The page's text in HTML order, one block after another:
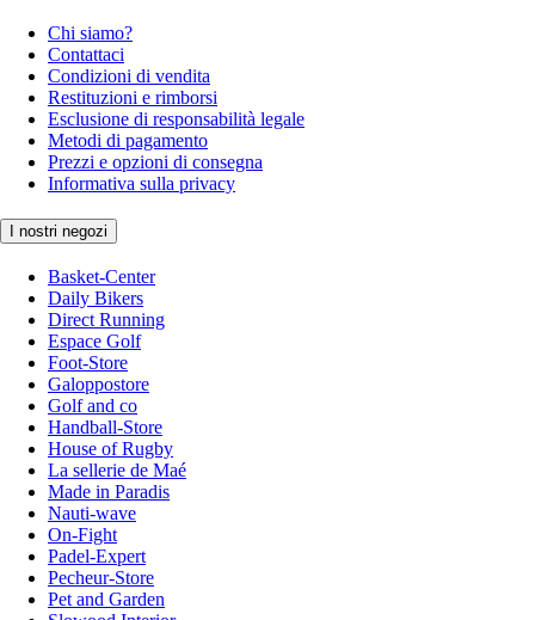
Chi siamo?
Contattaci
Condizioni di vendita
Restituzioni e rimborsi
Esclusione di responsabilità legale
Metodi di pagamento
Prezzi e opzioni di consegna
Informativa sulla privacy
I nostri negozi
Basket-Center
Daily Bikers
Direct Running
Espace Golf
Foot-Store
Galoppostore
Golf and co
Handball-Store
House of Rugby
La sellerie de Maé
Made in Paradis
Nauti-wave
On-Fight
Padel-Expert
Pecheur-Store
Pet and Garden